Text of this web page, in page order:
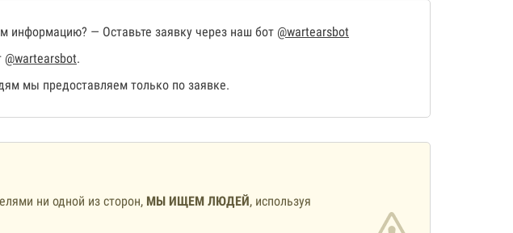
информацию? — Оставьте заявку через наш бот @wartearsbot
@wartearsbot.
мы предоставляем только по заявке.
ни одной из сторон, МЫ ИЩЕМ ЛЮДЕЙ, используя